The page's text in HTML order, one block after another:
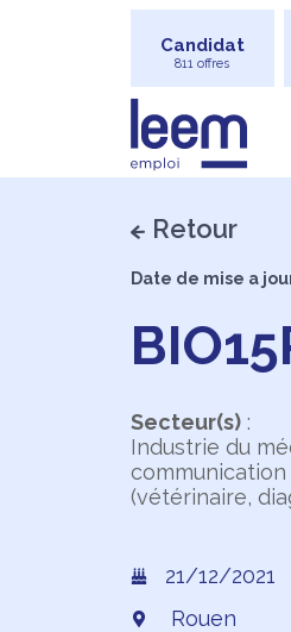
Candidat
811 offres
Retour
Date de mise a
Secteur(s):
Industrie du
(vétérinaire,
21/12/2021
Rouen